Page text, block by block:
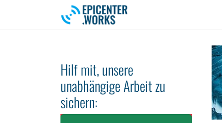
Skip to main navigation
Skip to main content
Skip to page footer
Hilf mit, unsere
unabhängige Arbeit zu
sichern: